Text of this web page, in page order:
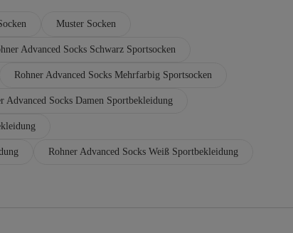
Muster Socken
Advanced Socks Schwarz Sportsocken
Rohner Advanced Socks Mehrfarbig Sportsocken
Advanced Socks Damen Sportbekleidung
Rohner Advanced Socks Weiß Sportbekleidung